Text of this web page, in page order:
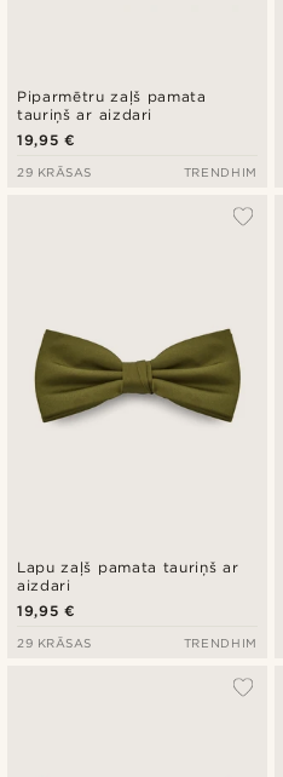
Piparmētru zaļš pamata
tauriņš ar aizdari
19,95 €
29 KRĀSAS TRENDHIM
Lapu zaļš pamata tauriņš ar
aizdari
19,95 €
29 KRĀSAS TRENDHIM